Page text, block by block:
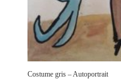
Costume gris – Autoportrait